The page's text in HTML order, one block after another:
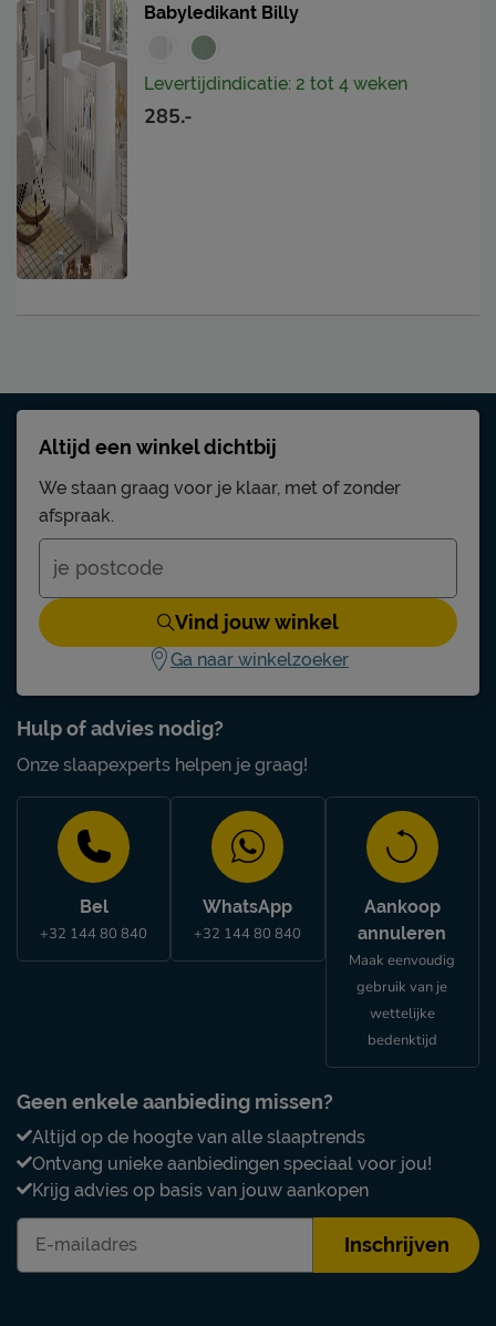
Babyledikant Billy
Levertijdindicatie: 2 tot 4 weken
285.-
Hulp of advies nodig?
Onze slaapexperts helpen je graag!
Bel
+32 144 80 840
WhatsApp
+32 144 80 840
Aankoop
annuleren
Maak eenvoudig
gebruik van je
wettelijke
bedenktijd
Geen enkele aanbieding missen?
Altijd op de hoogte van alle slaaptrends
Ontvang unieke aanbiedingen speciaal voor jou!
Krijg advies op basis van jouw aankopen
Inschrijven
Altijd een winkel dichtbij
We staan graag voor je klaar, met of zonder
afspraak.
Vind jouw winkel
Ga naar winkelzoeker